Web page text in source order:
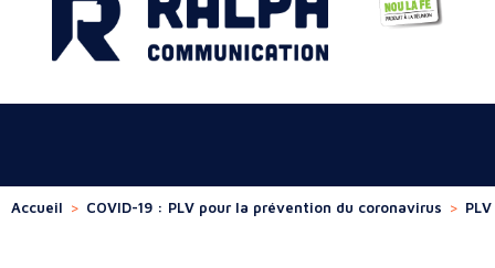
Accueil > COVID-19 : PLV pour la prévention du coronavirus >